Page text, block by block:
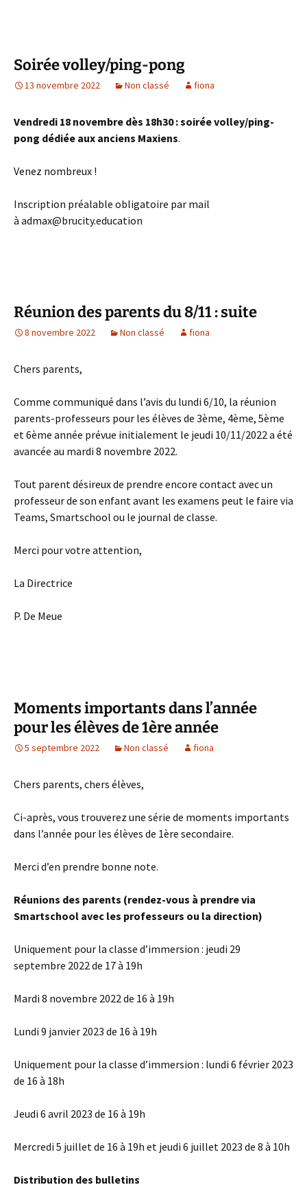
Soirée volley/ping-pong
13 novembre 2022 Non classé fiona
Vendredi 18 novembre dès 18h30 : soirée volley/ping-
pong dédiée aux anciens Maxiens.
Venez nombreux !
Inscription préalable obligatoire par mail
à admax@brucity.education
Réunion des parents du 8/11 : suite
8 novembre 2022 Non classé fiona
Chers parents,
Comme communiqué dans l’avis du lundi 6/10, la réunion
parents-professeurs pour les élèves de 3ème, 4ème, 5ème
et 6ème année prévue initialement le jeudi 10/11/2022 a été
avancée au mardi 8 novembre 2022.
Tout parent désireux de prendre encore contact avec un
professeur de son enfant avant les examens peut le faire via
Teams, Smartschool ou le journal de classe.
Merci pour votre attention,
La Directrice
P. De Meue
Moments importants dans l’année
pour les élèves de 1ère année
5 septembre 2022 Non classé fiona
Chers parents, chers élèves,
Ci-après, vous trouverez une série de moments importants
dans l’année pour les élèves de 1ère secondaire.
Merci d’en prendre bonne note.
Réunions des parents (rendez-vous à prendre via
Smartschool avec les professeurs ou la direction)
Uniquement pour la classe d’immersion : jeudi 29
septembre 2022 de 17 à 19h
Mardi 8 novembre 2022 de 16 à 19h
Lundi 9 janvier 2023 de 16 à 19h
Uniquement pour la classe d’immersion : lundi 6 février 2023
de 16 à 18h
Jeudi 6 avril 2023 de 16 à 19h
Mercredi 5 juillet de 16 à 19h et jeudi 6 juillet 2023 de 8 à 10h
Distribution des bulletins